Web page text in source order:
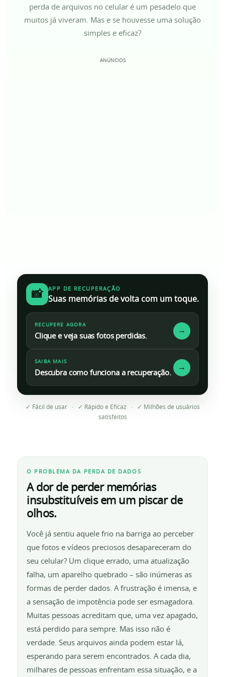
perda de arquivos no celular é um pesadelo que
muitos já viveram. Mas e se houvesse uma solução
simples e eficaz?
ANÚNCIOS
📸 APP DE RECUPERAÇÃO
Suas memórias de volta com um toque.
RECUPERE AGORA
Clique e veja suas fotos perdidas.
→
SAIBA MAIS
Descubra como funciona a recuperação.
→
✓ Fácil de usar · ✓ Rápido e Eficaz · ✓ Milhões de usuários
satisfeitos
O PROBLEMA DA PERDA DE DADOS
A dor de perder memórias
insubstituíveis em um piscar de
olhos.
Você já sentiu aquele frio na barriga ao perceber
que fotos e vídeos preciosos desapareceram do
seu celular? Um clique errado, uma atualização
falha, um aparelho quebrado – são inúmeras as
formas de perder dados. A frustração é imensa, e
a sensação de impotência pode ser esmagadora.
Muitas pessoas acreditam que, uma vez apagado,
está perdido para sempre. Mas isso não é
verdade. Seus arquivos ainda podem estar lá,
esperando para serem encontrados. A cada dia,
milhares de pessoas enfrentam essa situação, e a